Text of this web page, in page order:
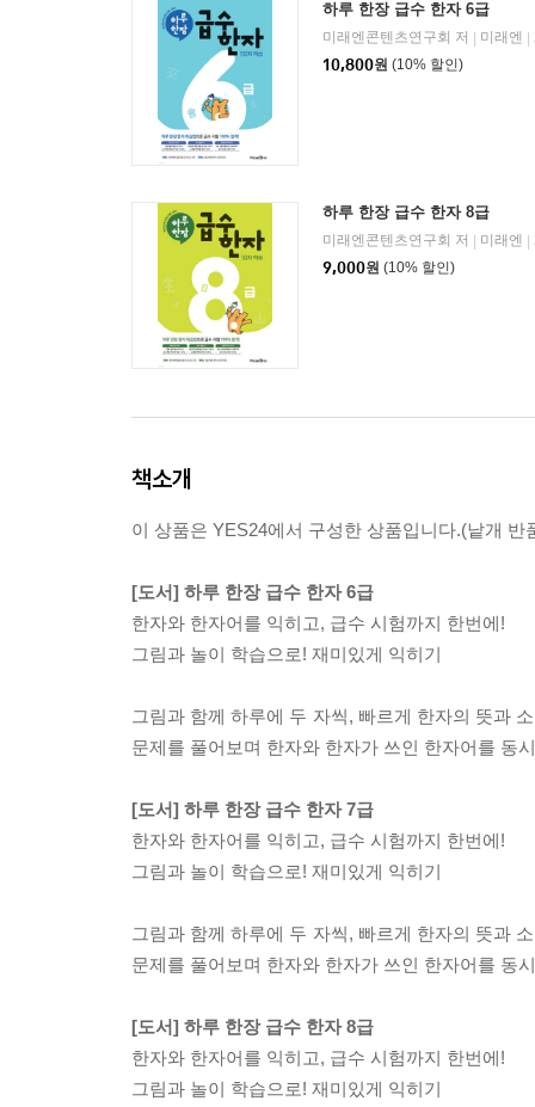
하루 한장 급수 한자 6급
미래엔콘텐츠연구회 저 미래엔
10,800원 (10% 할인)
하루 한장 급수 한자 8급
미래엔콘텐츠연구회 저 미래엔
9,000원 (10% 할인)
책소개
이 상품은 YES24에서 구성한 상품입니다.(낱개 반
[도서] 하루 한장 급수 한자 6급
한자와 한자어를 익히고, 급수 시험까지 한번에!
그림과 놀이 학습으로! 재미있게 익히기
그림과 함께 하루에 두 자씩, 빠르게 한자의 뜻과
문제를 풀어보며 한자와 한자가 쓰인 한자어를 동
[도서] 하루 한장 급수 한자 7급
한자와 한자어를 익히고, 급수 시험까지 한번에!
그림과 놀이 학습으로! 재미있게 익히기
그림과 함께 하루에 두 자씩, 빠르게 한자의 뜻과
문제를 풀어보며 한자와 한자가 쓰인 한자어를 동
[도서] 하루 한장 급수 한자 8급
한자와 한자어를 익히고, 급수 시험까지 한번에!
그림과 놀이 학습으로! 재미있게 익히기